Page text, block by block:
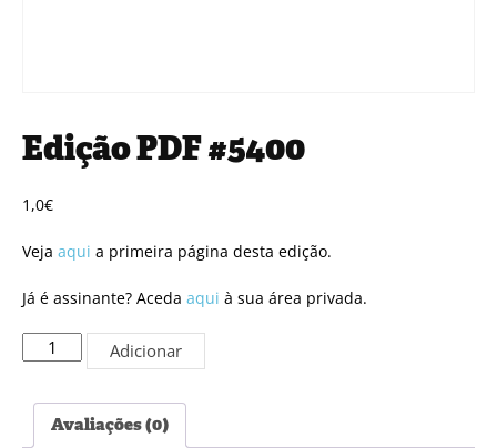
Edição PDF #5400
1,0€
Veja aqui a primeira página desta edição.
Já é assinante? Aceda aqui à sua área privada.
Quantidade
de
PDF
#5400
Adicionar
Avaliações (0)